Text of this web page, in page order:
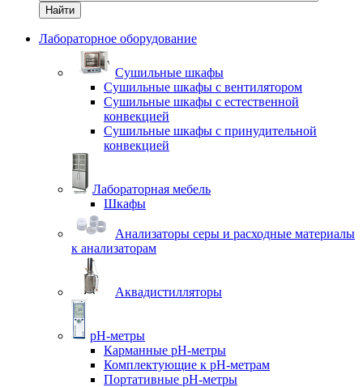
Найти
Лабораторное оборудование
Cушильные шкафы
Сушильные шкафы с вентилятором
Сушильные шкафы с естественной
конвекцией
Сушильные шкафы с принудительной
конвекцией
Лабораторная мебель
Шкафы
Анализаторы серы и расходные материалы
к анализаторам
Аквадистилляторы
pH-метры
Карманные pH-метры
Комплектующие к pH-метрам
Портативные pH-метры